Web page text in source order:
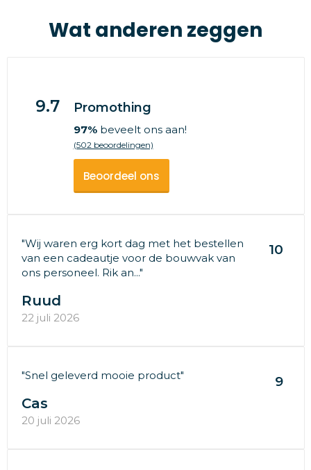
Wat anderen zeggen
9.7 Promothing
97%beveelt ons aan!
(502 beoordelingen)
Beoordeel ons
"Wij waren erg kort dag met het bestellen
van een cadeautje voor de bouwvak van
ons personeel. Rik an..."
10
Ruud
22 juli 2026
"Snel geleverd mooie product" 9
Cas
20 juli 2026